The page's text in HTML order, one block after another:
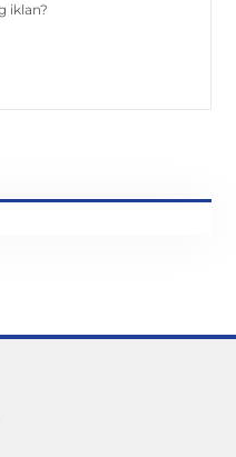
iklan?